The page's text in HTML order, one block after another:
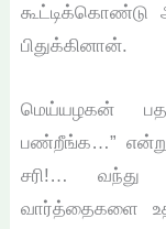
பிதுக்கினான்.
மெய்யழகன்
பண்றீங்க…” என்று
சரி!… வந்து
வார்த்தைகளை